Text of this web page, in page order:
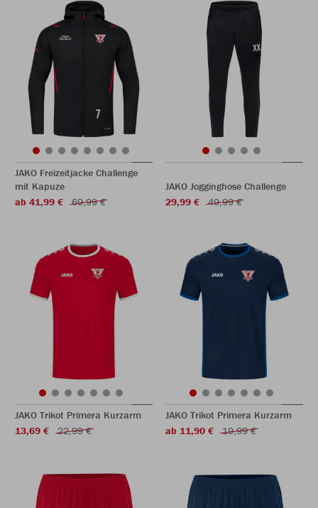
JAKO Freizeitjacke Challenge
mit Kapuze
ab 41,99 €
69,99 €
JAKO Jogginghose Challenge
29,99 €
49,99 €
JAKO Trikot Primera Kurzarm
13,69 €
22,99 €
JAKO Trikot Primera Kurzarm
ab 11,90 €
19,99 €